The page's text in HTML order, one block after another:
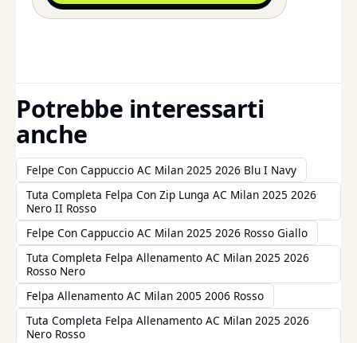
Potrebbe interessarti
anche
Felpe Con Cappuccio AC Milan 2025 2026 Blu I Navy
Tuta Completa Felpa Con Zip Lunga AC Milan 2025 2026
Nero II Rosso
Felpe Con Cappuccio AC Milan 2025 2026 Rosso Giallo
Tuta Completa Felpa Allenamento AC Milan 2025 2026
Rosso Nero
Felpa Allenamento AC Milan 2005 2006 Rosso
Tuta Completa Felpa Allenamento AC Milan 2025 2026
Nero Rosso